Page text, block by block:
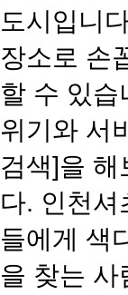
도시입니
장소로 손
할 수 있
위기와 서
검색]을
다. 인천
들에게 색
을 찾는